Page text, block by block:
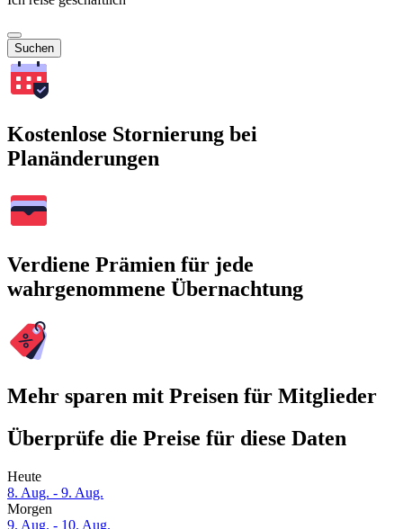
Suchen
Kostenlose Stornierung bei
Planänderungen
Verdiene Prämien für jede
wahrgenommene Übernachtung
Mehr sparen mit Preisen für Mitglieder
Überprüfe die Preise für diese Daten
Heute
8. Aug. - 9. Aug.
Morgen
9. Aug. - 10. Aug.